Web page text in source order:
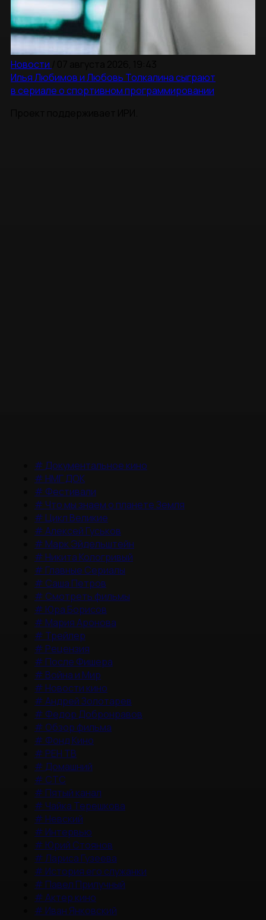
Новости
Илья Любимов и Любовь Толкалина сыграют
в сериале о спортивном программировании
# Документальное кино
# НМГ ДОК
# Фестивали
# Что мы знаем о планете Земля
# Цикл Великие
#Алексей Гуськов
# Марк Эйдельштейн
# Никита Кологривый
# Главные Сериалы
# Саша Петров
# Смотреть фильмы
# Юра Борисов
# Мария Аронова
# Трейлер
# Рецензия
# После Фишера
# Война и Мир
# Новости кино
#Андрей Золотарев
# Федор Добронравов
# Обзор фильма
# Фонд Кино
# РЕН ТВ
# Домашний
# СТС
# Пятый канал
# Чайка Терешкова
# Невский
# Интервью
# Юрий Стоянов
#Лариса Гузеева
# История его служанки
# Павел Прилучный
#Актер кино
# Иван Янковский